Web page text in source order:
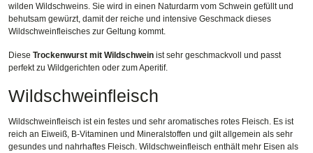
wilden Wildschweins. Sie wird in einen Naturdarm vom Schwein gefüllt und
behutsam gewürzt, damit der reiche und intensive Geschmack dieses
Wildschweinfleisches zur Geltung kommt.
Diese Trockenwurst mit Wildschwein ist sehr geschmackvoll und passt
perfekt zu Wildgerichten oder zum Aperitif.
Wildschweinfleisch
Wildschweinfleisch ist ein festes und sehr aromatisches rotes Fleisch. Es ist
reich an Eiweiß, B-Vitaminen und Mineralstoffen und gilt allgemein als sehr
gesundes und nahrhaftes Fleisch. Wildschweinfleisch enthält mehr Eisen als